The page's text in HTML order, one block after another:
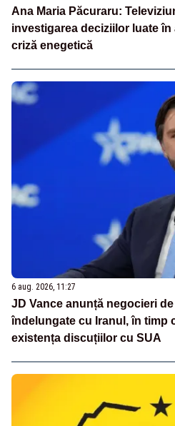
Ana Maria Păcuraru:
investigarea deciziilor luate în
criză enegetică
6 aug. 2026, 11:27
JD Vance anunță negocieri
îndelungate cu Iranul, în timp
existența discuțiilor cu SUA